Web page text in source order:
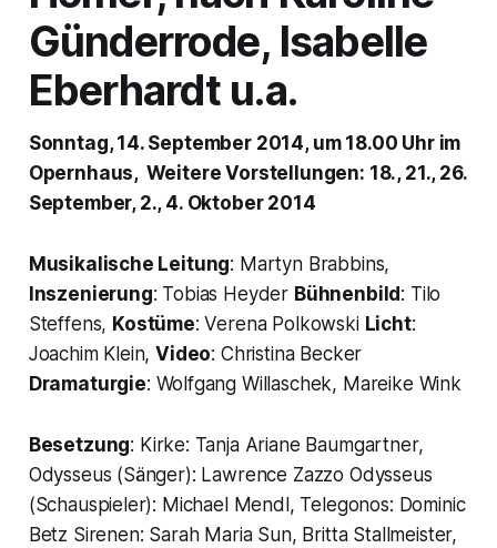
Günderrode, Isabelle
Eberhardt u.a.
Sonntag, 14. September 2014, um 18.00 Uhr im
Opernhaus, Weitere Vorstellungen: 18., 21., 26.
September, 2., 4. Oktober 2014
Musikalische Leitung: Martyn Brabbins,
Inszenierung: Tobias Heyder Bühnenbild : Tilo
Steffens, Kostüme: Verena Polkowski Licht:
Joachim Klein,Video: Christina Becker
Dramaturgie: Wolfgang Willaschek, Mareike Wink
Besetzung: Kirke: Tanja Ariane Baumgartner,
Odysseus (Sänger): Lawrence Zazzo Odysseus
(Schauspieler): Michael Mendl, Telegonos: Dominic
Betz Sirenen: Sarah Maria Sun, Britta Stallmeister,